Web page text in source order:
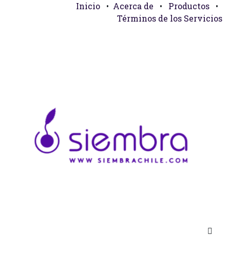
Inicio • Acerca de • Productos
•
Términos de los Servicios